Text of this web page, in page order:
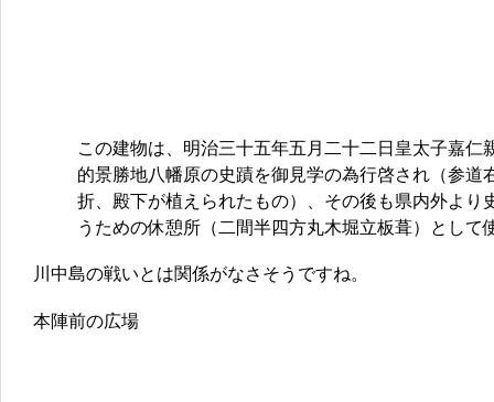
この建物は、明治三十五年五月二十二日皇太子嘉
的景勝地八幡原の史蹟を御見学の為行啓され（参道
折、殿下が植えられたもの）、その後も県内外より
うための休憩所（二間半四方丸木堀立板葺）として
川中島の戦いとは関係がなさそうですね。
本陣前の広場